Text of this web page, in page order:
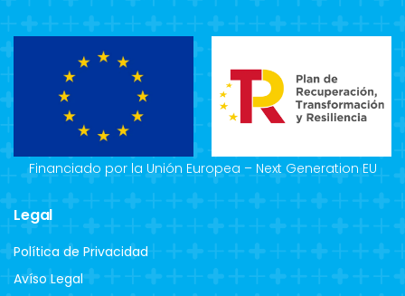
Financiado por la Unión Europea – Next Generation EU
Legal
Política de Privacidad
Avíso Legal